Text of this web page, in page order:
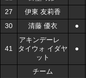
27
伊東 友莉香
30
清藤 優衣 ●
41
アキンデーレ
タイウォ イダヤ
ット
●
チーム
27
伊東 友莉香
30
清藤 優衣 ●
41
アキンデーレ
タイウォ イダヤ
ット
●
チーム